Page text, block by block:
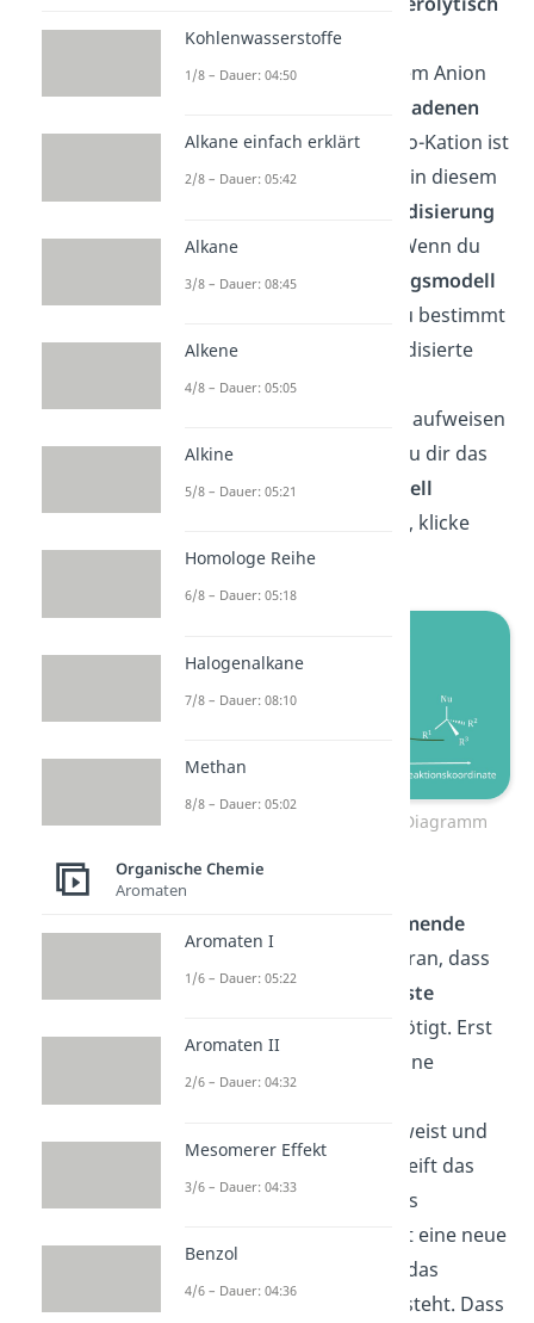
ab. Es entsteht also ein
Zwischenprodukt mit einem Anion
einem positiv geladenen
Carbokation. Dieses Carbo-Kation ist
dabeiplanar, denn es hat in diesem
Hybridisierung
von
geändert. Wenn du
dich an dasHybridisierungsmodell
zurück erinnerst, weißt du bestimmt
auch noch, dass
hybridisierte
Kohlenstoffatome einen
aufweisen
und so planar sind. Falls du dir das
ganzeHybridierungsmodell
nochmal anschauen willst, klicke
dochhier .
Nucleophile Substitution Diagramm
Dass dies der
geschwindigkeitsbestimmende
Schritt ist, erkennst du daran, dass
er im Diagramm die
höchste
benötigt. Erst
im nächsten Schritt, der eine
deutlichgeringere
aufweist und
auchschnellerabläuft, greift das
eigentlicheNukleophil
das
an und bildet eine neue
Bindung aus, wobei auch das
Produkt der Reaktion entsteht. Dass
Kohlenwasserstoffe
1/8 – Dauer: 04:50
Alkane einfach erklärt
2/8 – Dauer: 05:42
Alkane
3/8 – Dauer: 08:45
Alkene
4/8 – Dauer: 05:05
Alkine
5/8 – Dauer: 05:21
Homologe Reihe
6/8 – Dauer: 05:18
Halogenalkane
7/8 – Dauer: 08:10
Methan
8/8 – Dauer: 05:02
Organische Chemie
Aromaten
Aromaten I
1/6 – Dauer: 05:22
Aromaten II
2/6 – Dauer: 04:32
Mesomerer Effekt
3/6 – Dauer: 04:33
Benzol
4/6 – Dauer: 04:36